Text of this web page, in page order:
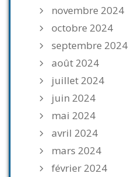
novembre 2024
octobre 2024
septembre 2024
août 2024
juillet 2024
juin 2024
mai 2024
avril 2024
mars 2024
février 2024